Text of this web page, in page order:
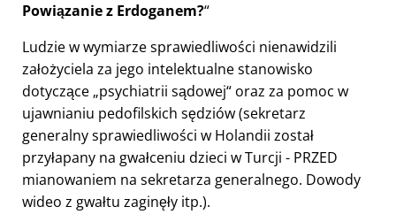
Powiązanie z Erdoganem?
Ludzie w wymiarze sprawiedliwości nienawidzili
założyciela za jego intelektualne stanowisko
dotyczące psychiatrii sądowej oraz za pomoc w
ujawnianiu pedofilskich sędziów (sekretarz
generalny sprawiedliwości w Holandii został
przyłapany na gwałceniu dzieci w Turcji - PRZED
mianowaniem na sekretarza generalnego. Dowody
wideo z gwałtu zaginęły itp.).